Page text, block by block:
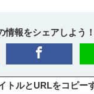
情報をシェアしよう
トルとURLをコピ